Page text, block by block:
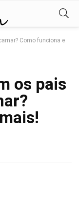
Como funciona e
os pais